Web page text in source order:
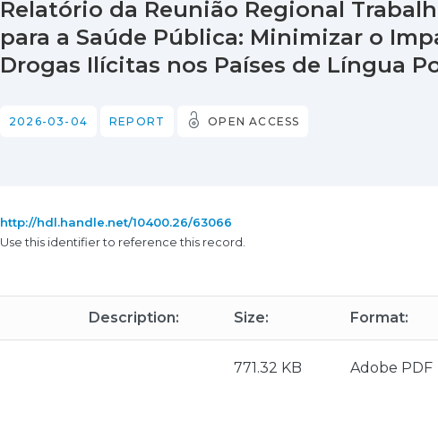
Relatório da Reunião Regional
para a Saúde Pública: Minimizar o
Drogas Ilícitas nos Países de Língua
2026-03-04 REPORT OPEN ACCESS
http://hdl.handle.net/10400.26/63066
Use this identifier to reference this record.
Description: Size: Format:
771.32 KB Adobe PDF